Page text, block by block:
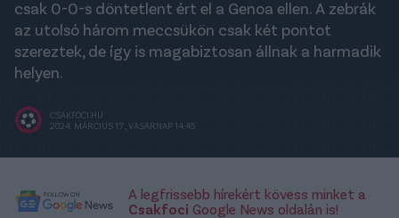
csak 0-0-s döntetlent ért el a Genoa ellen. A zebrák
az utolsó három meccsükön csak két pontot
szereztek, de így is magabiztosan állnak a harmadik
helyen.
CSAKFOCI.HU
2024. MÁRCIUS 17., VASÁRNAP 14:45
A legfrissebb hírekért kövess minket a
Csakfoci Google News oldalán is!